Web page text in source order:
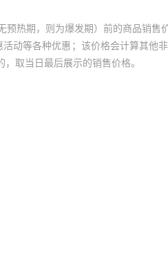
预热期，则为爆发期）前的商品销售
动等各种优惠；该价格会计算其他
取当日最后展示的销售价格。